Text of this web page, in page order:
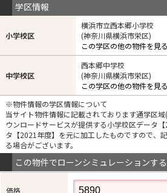
学区情報
小学校区
横浜市立西本郷小学校
(神奈川県横浜市栄区)
この学区の他の物件を見る
中学校区
西本郷中学校
(神奈川県横浜市栄区)
この学区の他の物件を見る
※物件情報の学区情報について
当サイト物件情報に記載されております通学区
ウンロードサービスが提供する小学校区データ
タ【2021年度】を元に加工したものですので、
る場合がございます。
この物件でローンシミュレーションする
価格